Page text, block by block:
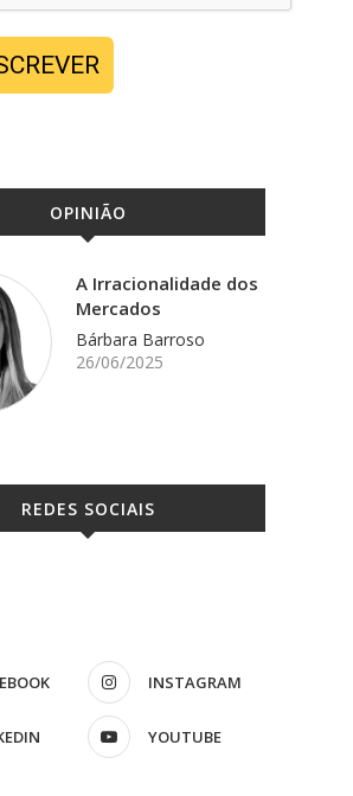
OPINIÃO
A Irracionalidade dos
Mercados
Bárbara Barroso
26/06/2025
REDES SOCIAIS
INSTAGRAM
YOUTUBE